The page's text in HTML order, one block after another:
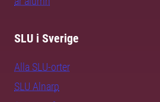
SLU i Sverige
Alla SLU-orter
SLU Alnarp